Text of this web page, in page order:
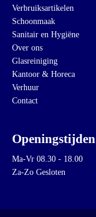
Verbruiksartikelen
Schoonmaak
Sanitair en Hygiëne
Over ons
Glasreiniging
Kantoor & Horeca
Verhuur
Contact
Openingstijden
Ma-Vr 08.30 - 18.00
Za-Zo Gesloten